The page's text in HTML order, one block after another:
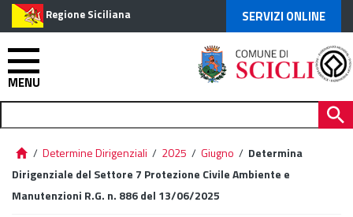
Regione Siciliana SERVIZI ONLINE
MENU
/ Determine Dirigenziali / 2025 / Giugno / Determina
Dirigenziale del Settore 7 Protezione Civile Ambiente e
Manutenzioni R.G. n. 886 del 13/06/2025